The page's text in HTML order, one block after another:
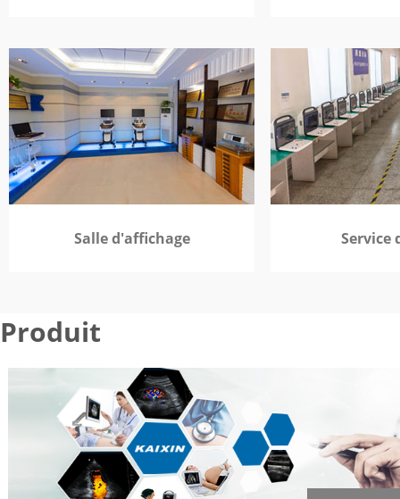
Salle d'affichage Service
Produit